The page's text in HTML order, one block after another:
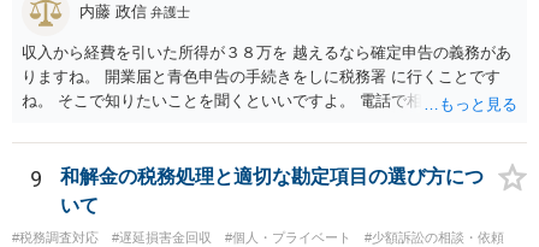
内藤 政信 弁護士
収入から経費を引いた所得が３８万を 越えるなら確定申告の義務があ
りますね。 開業届と青色申告の手続きをしに税務署 に行くことです
ね。 そこで知りたいことを聞くといいですよ。 電話で相談にいくこと
9
和解金の税務処理と適切な勘定項目の選び方につ
いて
#税務調査対応 #遅延損害金回収 #個人・プライベート
#少額訴訟の相談・依頼